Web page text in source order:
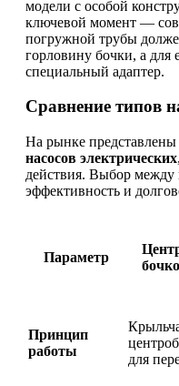
модели с особой
ключевой момент —
погружной трубы
горловину бочки, а для
специальный адаптер.
Сравнение типов
На рынке
насосов электрических
действия. Выбор между
эффективность и
Параметр
Принцип
работы
для